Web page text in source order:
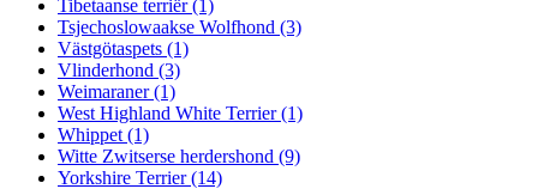
Tibetaanse terriër(1)
Tsjechoslowaakse Wolfhond (3)
Västgötaspets (1)
Vlinderhond (3)
Weimaraner(1)
West Highland White Terrier(1)
Whippet (1)
Witte Zwitserse herdershond (9)
Yorkshire Terrier(14)